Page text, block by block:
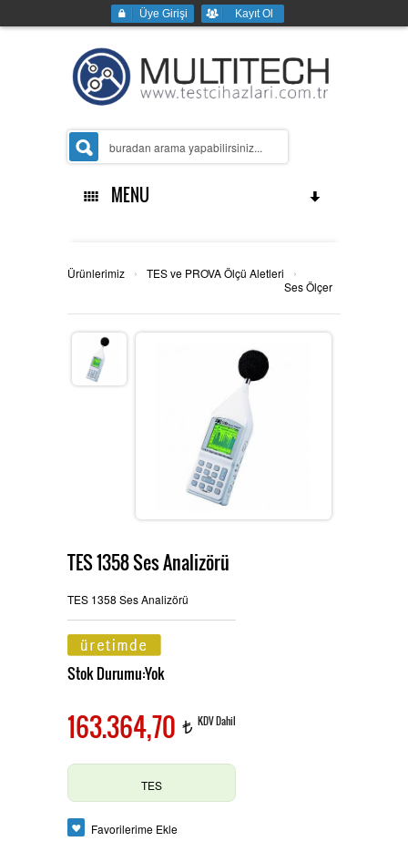
Üye Girişi Kayıt Ol
MENU
Ana Sayfa
Kurumsal
MULTİTECH
TES ve PROVA Ölçü Aletleri
Pensampermetre
Multimetre
OAG Ölçü Aletleri
Hizmetlerimiz
İletişim
Ürünlerimiz › TES ve PROVA Ölçü Aletleri
›
Ses Ölçer
TES 1358 Ses Analizörü
TES 1358 Ses Analizörü
Stok Durumu:Yok
163.364,70 t KDV Dahil
TES
Favorilerime Ekle